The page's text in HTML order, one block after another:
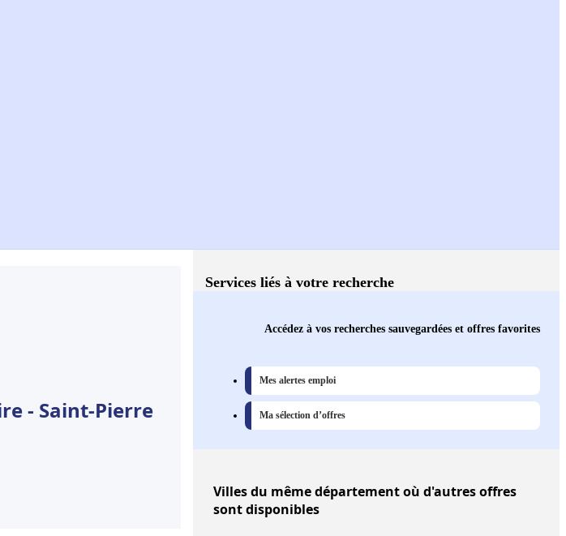
- Saint-Pierre
Services liés à votre recherche
Accédez à vos recherches sauvegardées et offres favorites
Mes alertes emploi
Ma sélection d’offres
Villesdu même département où d'autres offres
sont disponibles